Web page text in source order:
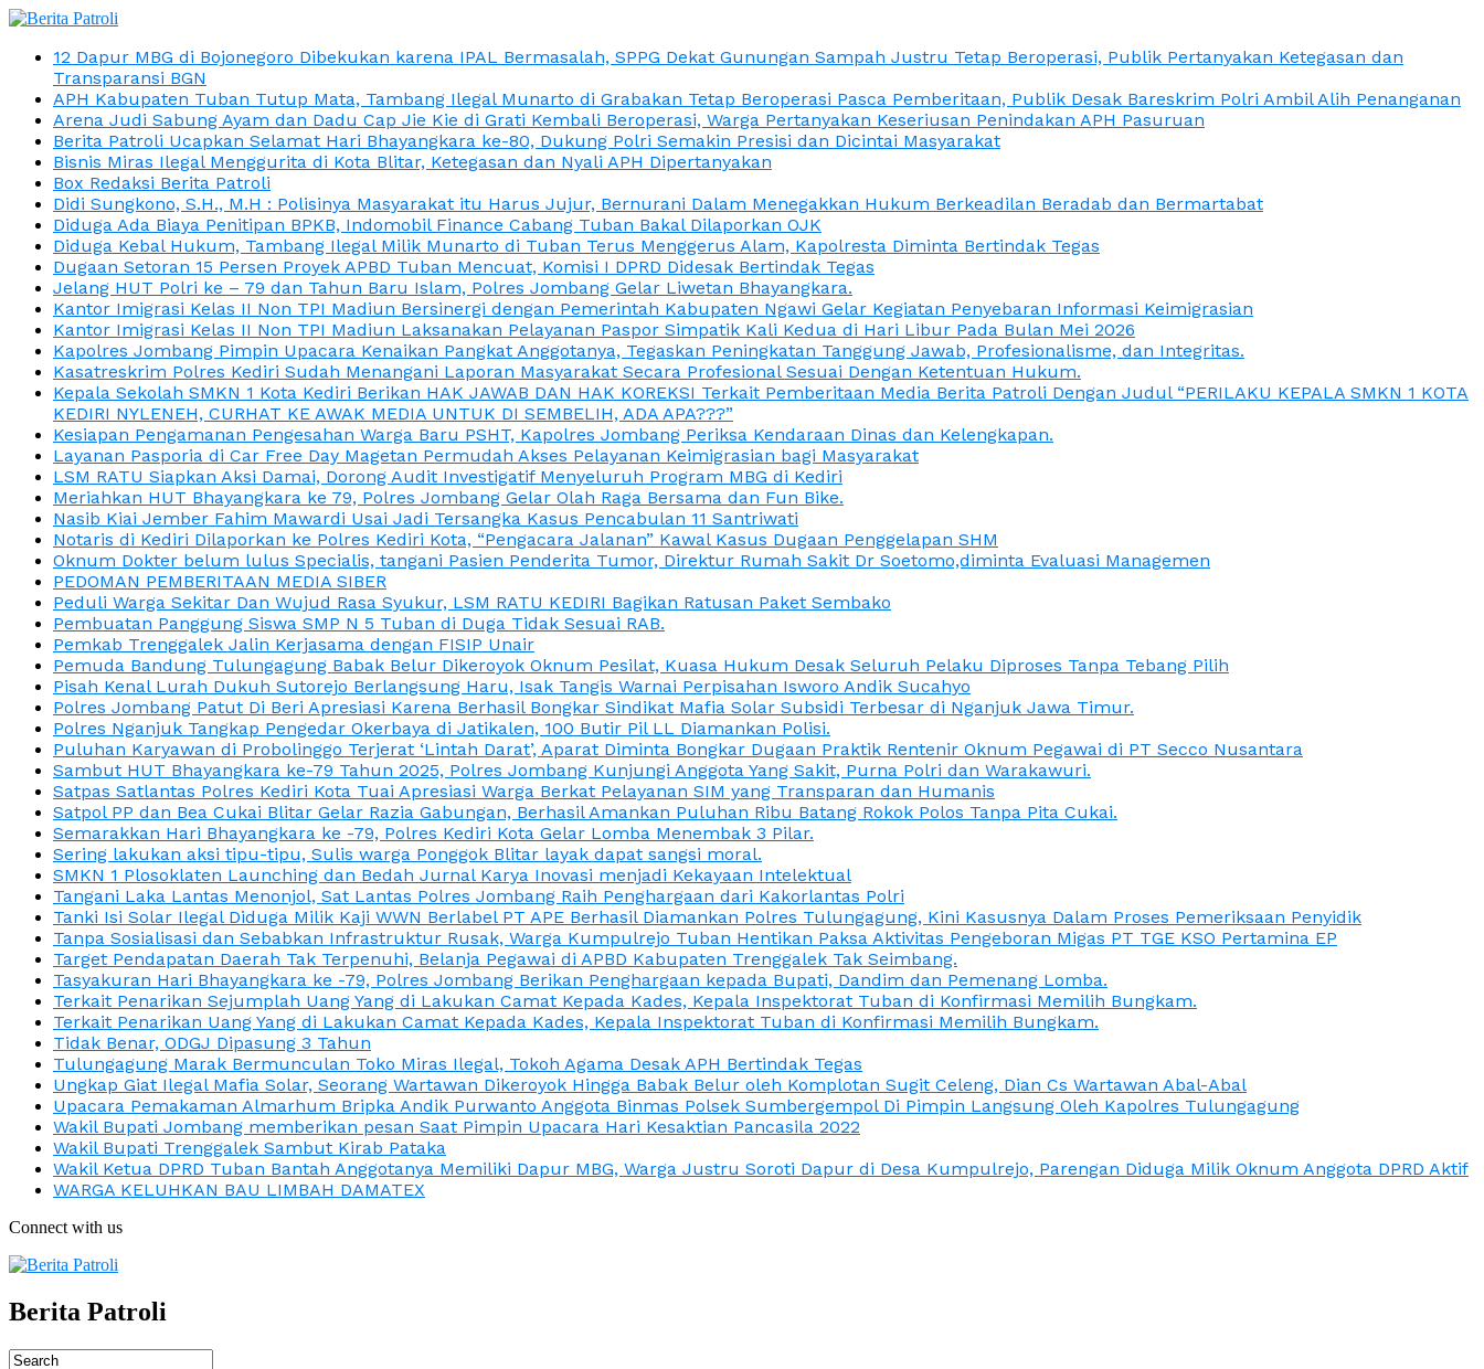
12 Dapur MBG di Bojonegoro Dibekukan karena IPAL Bermasalah, SPPG Dekat Gunungan Sampah Justru Tetap Beroperasi, Publik Pertanyakan Ketegasan dan
Transparansi BGN
APH Kabupaten Tuban Tutup Mata, Tambang Ilegal Munarto di Grabakan Tetap Beroperasi Pasca Pemberitaan, Publik Desak Bareskrim Polri Ambil Alih Penanganan
Arena Judi Sabung Ayam dan Dadu Cap Jie Kie di Grati Kembali Beroperasi, Warga Pertanyakan Keseriusan Penindakan APH Pasuruan
Berita Patroli Ucapkan Selamat Hari Bhayangkara ke-80, Dukung Polri Semakin Presisi dan Dicintai Masyarakat
Bisnis Miras Ilegal Menggurita di Kota Blitar, Ketegasan dan Nyali APH Dipertanyakan
Box Redaksi Berita Patroli
Didi Sungkono, S.H., M.H : Polisinya Masyarakat itu Harus Jujur, Bernurani Dalam Menegakkan Hukum Berkeadilan Beradab dan Bermartabat
Diduga Ada Biaya Penitipan BPKB, Indomobil Finance Cabang Tuban Bakal Dilaporkan OJK
Diduga Kebal Hukum, Tambang Ilegal Milik Munarto di Tuban Terus Menggerus Alam, Kapolresta Diminta Bertindak Tegas
Dugaan Setoran 15 Persen Proyek APBD Tuban Mencuat, Komisi I DPRD Didesak Bertindak Tegas
Jelang HUT Polri ke – 79 dan Tahun Baru Islam, Polres Jombang Gelar Liwetan Bhayangkara.
Kantor Imigrasi Kelas II Non TPI Madiun Bersinergi dengan Pemerintah Kabupaten Ngawi Gelar Kegiatan Penyebaran Informasi Keimigrasian
Kantor Imigrasi Kelas II Non TPI Madiun Laksanakan Pelayanan Paspor Simpatik Kali Kedua di Hari Libur Pada Bulan Mei 2026
Kapolres Jombang Pimpin Upacara Kenaikan Pangkat Anggotanya, Tegaskan Peningkatan Tanggung Jawab, Profesionalisme, dan Integritas.
Kasatreskrim Polres Kediri Sudah Menangani Laporan Masyarakat Secara Profesional Sesuai Dengan Ketentuan Hukum.
Kepala Sekolah SMKN 1 Kota Kediri Berikan HAK JAWAB DAN HAK KOREKSI Terkait Pemberitaan Media Berita Patroli Dengan Judul “PERILAKU KEPALA SMKN 1 KOTA
KEDIRI NYLENEH, CURHAT KE AWAK MEDIA UNTUK DI SEMBELIH, ADA APA???”
Kesiapan Pengamanan Pengesahan Warga Baru PSHT, Kapolres Jombang Periksa Kendaraan Dinas dan Kelengkapan.
Layanan Pasporia di Car Free Day Magetan Permudah Akses Pelayanan Keimigrasian bagi Masyarakat
LSM RATU Siapkan Aksi Damai, Dorong Audit Investigatif Menyeluruh Program MBG di Kediri
Meriahkan HUT Bhayangkara ke 79, Polres Jombang Gelar Olah Raga Bersama dan Fun Bike.
Nasib Kiai Jember Fahim Mawardi Usai Jadi Tersangka Kasus Pencabulan 11 Santriwati
Notaris di Kediri Dilaporkan ke Polres Kediri Kota, “Pengacara Jalanan” Kawal Kasus Dugaan Penggelapan SHM
Oknum Dokter belum lulus Specialis, tangani Pasien Penderita Tumor, Direktur Rumah Sakit Dr Soetomo,diminta Evaluasi Managemen
PEDOMAN PEMBERITAAN MEDIA SIBER
Peduli Warga Sekitar Dan Wujud Rasa Syukur, LSM RATU KEDIRI Bagikan Ratusan Paket Sembako
Pembuatan Panggung Siswa SMP N 5 Tuban di Duga Tidak Sesuai RAB.
Pemkab Trenggalek Jalin Kerjasama dengan FISIP Unair
Pemuda Bandung Tulungagung Babak Belur Dikeroyok Oknum Pesilat, Kuasa Hukum Desak Seluruh Pelaku Diproses Tanpa Tebang Pilih
Pisah Kenal Lurah Dukuh Sutorejo Berlangsung Haru, Isak Tangis Warnai Perpisahan Isworo Andik Sucahyo
Polres Jombang Patut Di Beri Apresiasi Karena Berhasil Bongkar Sindikat Mafia Solar Subsidi Terbesar di Nganjuk Jawa Timur.
Polres Nganjuk Tangkap Pengedar Okerbaya di Jatikalen, 100 Butir Pil LL Diamankan Polisi.
Puluhan Karyawan di Probolinggo Terjerat ‘Lintah Darat’, Aparat Diminta Bongkar Dugaan Praktik Rentenir Oknum Pegawai di PT Secco Nusantara
Sambut HUT Bhayangkara ke-79 Tahun 2025, Polres Jombang Kunjungi Anggota Yang Sakit, Purna Polri dan Warakawuri.
Satpas Satlantas Polres Kediri Kota Tuai Apresiasi Warga Berkat Pelayanan SIM yang Transparan dan Humanis
Satpol PP dan Bea Cukai Blitar Gelar Razia Gabungan, Berhasil Amankan Puluhan Ribu Batang Rokok Polos Tanpa Pita Cukai.
Semarakkan Hari Bhayangkara ke -79, Polres Kediri Kota Gelar Lomba Menembak 3 Pilar.
Sering lakukan aksi tipu-tipu, Sulis warga Ponggok Blitar layak dapat sangsi moral.
SMKN 1 Plosoklaten Launching dan Bedah Jurnal Karya Inovasi menjadi Kekayaan Intelektual
Tangani Laka Lantas Menonjol, Sat Lantas Polres Jombang Raih Penghargaan dari Kakorlantas Polri
Tanki Isi Solar Ilegal Diduga Milik Kaji WWN Berlabel PT APE Berhasil Diamankan Polres Tulungagung, Kini Kasusnya Dalam Proses Pemeriksaan Penyidik
Tanpa Sosialisasi dan Sebabkan Infrastruktur Rusak, Warga Kumpulrejo Tuban Hentikan Paksa Aktivitas Pengeboran Migas PT TGE KSO Pertamina EP
Target Pendapatan Daerah Tak Terpenuhi, Belanja Pegawai di APBD Kabupaten Trenggalek Tak Seimbang.
Tasyakuran Hari Bhayangkara ke -79, Polres Jombang Berikan Penghargaan kepada Bupati, Dandim dan Pemenang Lomba.
Terkait Penarikan Sejumplah Uang Yang di Lakukan Camat Kepada Kades, Kepala Inspektorat Tuban di Konfirmasi Memilih Bungkam.
Terkait Penarikan Uang Yang di Lakukan Camat Kepada Kades, Kepala Inspektorat Tuban di Konfirmasi Memilih Bungkam.
Tidak Benar, ODGJ Dipasung 3 Tahun
Tulungagung Marak Bermunculan Toko Miras Ilegal, Tokoh Agama Desak APH Bertindak Tegas
Ungkap Giat Ilegal Mafia Solar, Seorang Wartawan Dikeroyok Hingga Babak Belur oleh Komplotan Sugit Celeng, Dian Cs Wartawan Abal-Abal
Upacara Pemakaman Almarhum Bripka Andik Purwanto Anggota Binmas Polsek Sumbergempol Di Pimpin Langsung Oleh Kapolres Tulungagung
Wakil Bupati Jombang memberikan pesan Saat Pimpin Upacara Hari Kesaktian Pancasila 2022
Wakil Bupati Trenggalek Sambut Kirab Pataka
Wakil Ketua DPRD Tuban Bantah Anggotanya Memiliki Dapur MBG, Warga Justru Soroti Dapur di Desa Kumpulrejo, Parengan Diduga Milik Oknum Anggota DPRD Aktif
WARGA KELUHKAN BAU LIMBAH DAMATEX
Connect with us
Berita Patroli